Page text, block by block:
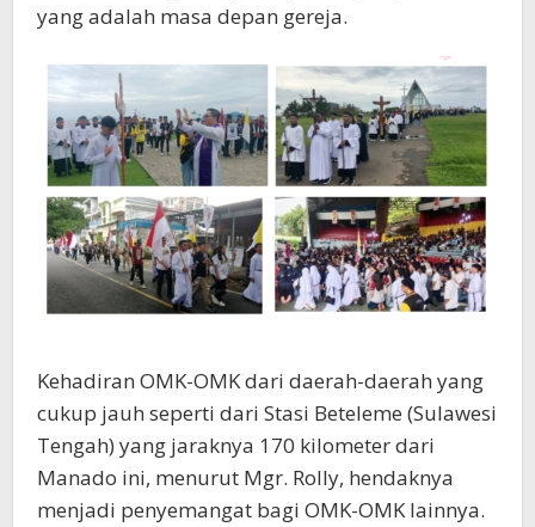
yang adalah masa depan gereja.
Kehadiran OMK-OMK dari daerah-daerah yang
cukup jauh seperti dari Stasi Beteleme (Sulawesi
Tengah) yang jaraknya 170 kilometer dari
Manado ini, menurut Mgr. Rolly, hendaknya
menjadi penyemangat bagi OMK-OMK lainnya.